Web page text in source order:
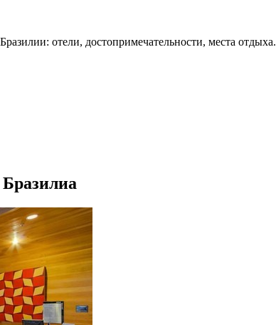
отели, достопримечательности, места отдыха.